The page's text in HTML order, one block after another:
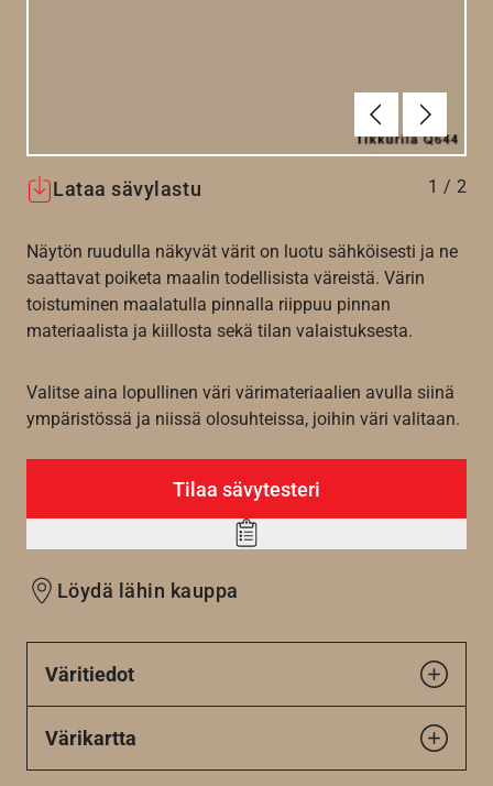
Edellinen
Lataa sävylastu 1 / 2
Näytön ruudulla näkyvät värit on luotu sähköisesti ja ne
saattavat poiketa maalin todellisista väreistä. Värin
toistuminen maalatulla pinnalla riippuu pinnan
materiaalista ja kiillosta sekä tilan valaistuksesta.
Valitse aina lopullinen väri värimateriaalien avulla siinä
ympäristössä ja niissä olosuhteissa, joihin väri valitaan.
Tilaa sävytesteri
Add
Löydä lähin kauppa
Väritiedot
Värikartta